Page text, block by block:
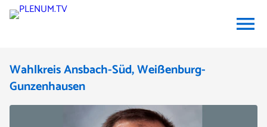
menu
Wahlkreis Ansbach-Süd, Weißenburg-
Gunzenhausen